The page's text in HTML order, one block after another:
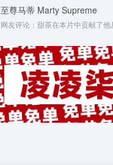
至尊马蒂 Marty Supreme